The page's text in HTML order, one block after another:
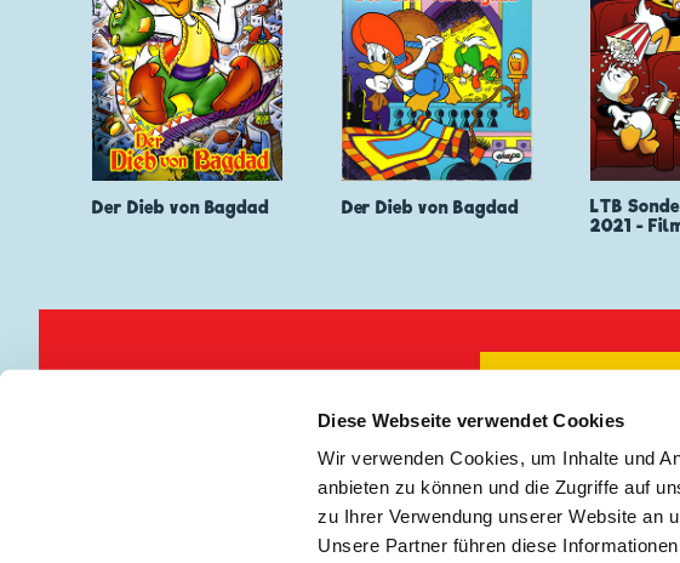
Diese Webseite verwendet Cookies
Wir verwenden Cookies, um Inhalte und
anbieten zu können und die Zugriffe auf
zu Ihrer Verwendung unserer Website an
Unsere Partner führen diese
Der Dieb von Bagdad Der Dieb von Bagdad
LTB
2021 -
Impressum | Teilnahmebedingungen